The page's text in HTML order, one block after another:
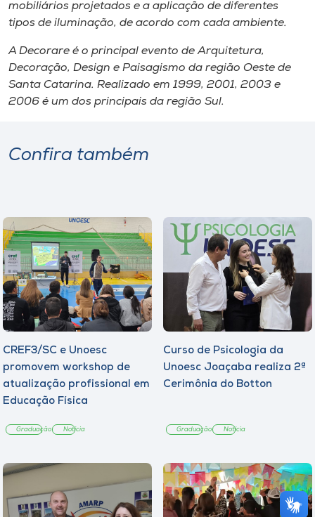
Selecione
o idioma
mobiliários projetados e a aplicação de diferentes
tipos de iluminação, de acordo com cada ambiente.
A Decorare é o principal evento de Arquitetura,
Decoração, Design e Paisagismo da região Oeste de
Santa Catarina. Realizado em 1999, 2001, 2003 e
2006 é um dos principais da região Sul.
Confira também
CREF3/SC e Unoesc
promovem workshop de
atualização profissional em
Educação Física
Graduação Notícia
Curso de Psicologia da
Unoesc Joaçaba realiza 2ª
Cerimônia do Botton
Graduação Notícia